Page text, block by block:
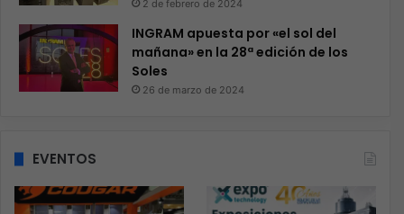
2 de febrero de 2024
INGRAM apuesta por «el sol del
mañana» en la 28ª edición de los
Soles
26 de marzo de 2024
EVENTOS